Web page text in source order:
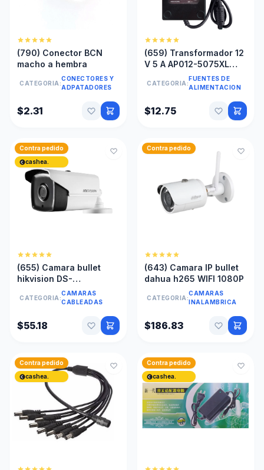
(790) Conector BCN
macho a hembra
CATEGORIA:
CONECTORES Y
ADPATADORES
$2.31
(659) Transformador 12
V 5 A AP012-5075XL
CATEGORIA:
FUENTES DE
ALIMENTACION
$12.75
Contra pedido
cashea.
(655) Camara bullet
hikvision DS-
2CE16DOT-IT5Fz 720P
CATEGORIA:
CAMARAS
CABLEADAS
$55.18
Contra pedido
(643) Camara IP bullet
dahua h265 WIFI 1080P
CATEGORIA:
CAMARAS
INALAMBRICA
$186.83
Contra pedido
cashea.
Contra pedido
cashea.